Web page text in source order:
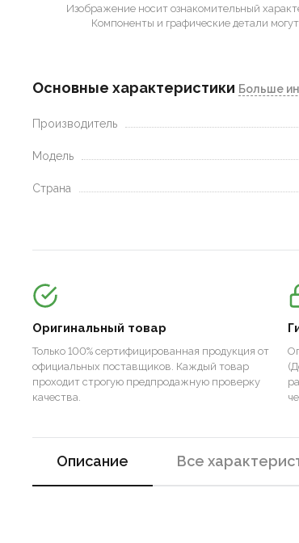
Изображение носит ознакомительный
Компоненты и графические детали
Основные характеристики Больше
Производитель
Модель
Страна
Оригинальный товар
Только 100% сертифицированная продукция от
официальных поставщиков. Каждый товар
проходит строгую предпродажную проверку
качества.
Описание Все